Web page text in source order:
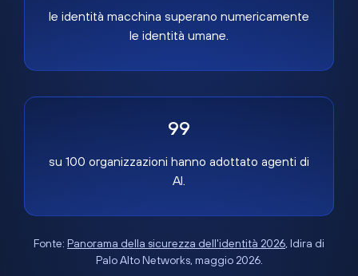
le identità macchina superano numericamente
le identità umane.
99
su 100 organizzazioni hanno adottato agenti di
AI.
Fonte: Panorama della sicurezza dell'identità 2026, Idira di
Palo Alto Networks, maggio 2026.